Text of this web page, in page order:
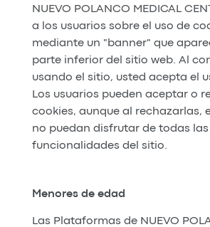
NUEVO POLANCO MEDICAL
a los usuarios sobre el uso de
mediante un "banner" que
parte inferior del sitio web. Al
usando el sitio, usted acepta el
Los usuarios pueden aceptar o
cookies, aunque al rechazarlas,
no puedan disfrutar de todas las
funcionalidades del sitio.
Menores de edad
Las Plataformas de NUEVO